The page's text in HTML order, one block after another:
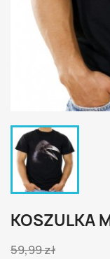
KOSZULKA
59,99 zł